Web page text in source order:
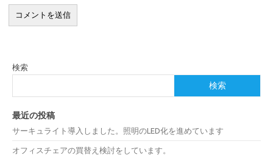
検索
検索
最近の投稿
サーキュライト導入しました。照明のLED化を進めています
オフィスチェアの買替え検討をしています。